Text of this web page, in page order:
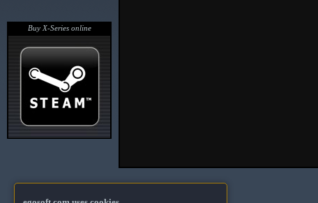
Buy X-Series online